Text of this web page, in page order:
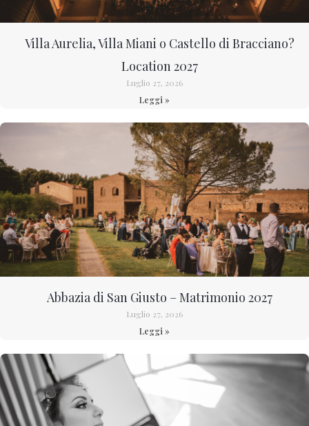
Villa Aurelia, Villa Miani o Castello di Bracciano?
Location 2027
Luglio 27, 2026
Leggi »
Abbazia di San Giusto – Matrimonio 2027
Luglio 27, 2026
Leggi »